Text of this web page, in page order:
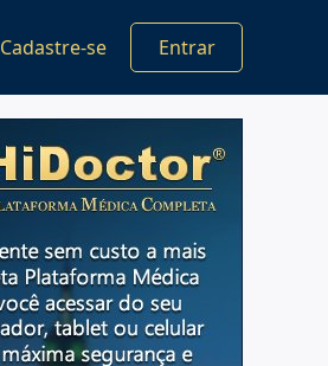
Cadastre-se Entrar